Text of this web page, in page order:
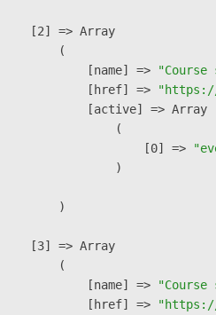
    [2] => Array
        (
            [name] =>
            [href] =>
            [active] => Array
                (
                    [0] =>
                )
        )
    [3] => Array
        (
            [name] =>
            [href] =>